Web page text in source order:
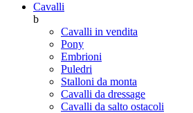
Cavalli
b
Cavalli in vendita
Pony
Embrioni
Puledri
Stalloni da monta
Cavalli da dressage
Cavalli da salto ostacoli